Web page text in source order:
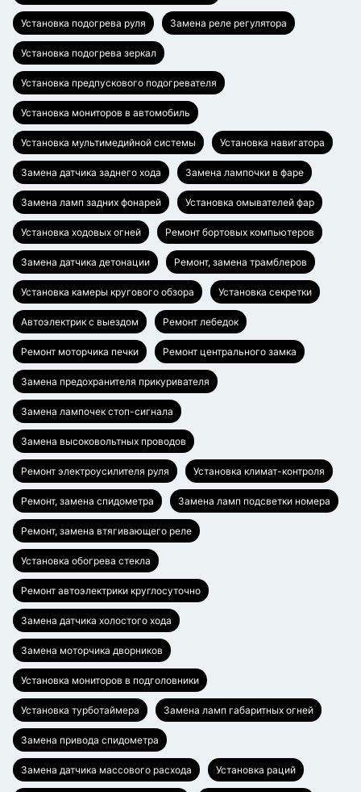
Установка подогрева руля Замена реле регулятора
Установка подогрева зеркал
Установка предпускового подогревателя
Установка мониторов в автомобиль
Установка мультимедийной системы Установка навигатора
Замена датчика заднего хода Замена лампочки в фаре
Замена ламп задних фонарей Установка омывателей фар
Установка ходовых огней Ремонт бортовых компьютеров
Замена датчика детонации Ремонт, замена трамблеров
Установка камеры кругового обзора Установка секретки
Автоэлектрик с выездом Ремонт лебедок
Ремонт моторчика печки Ремонт центрального замка
Замена предохранителя прикуривателя
Замена лампочек стоп-сигнала
Замена высоковольтных проводов
Ремонт электроусилителя руля Установка климат-контроля
Ремонт, замена спидометра Замена ламп подсветки номера
Ремонт, замена втягивающего реле
Установка обогрева стекла
Ремонт автоэлектрики круглосуточно
Замена датчика холостого хода
Замена моторчика дворников
Установка мониторов в подголовники
Установка турботаймера Замена ламп габаритных огней
Замена привода спидометра
Замена датчика массового расхода Установка раций